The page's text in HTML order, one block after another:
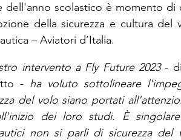
dell'anno scolastico è momento
della sicurezza e cultura del
– Aviatori d’Italia.
intervento a Fly Future 2023 -
- ha voluto sottolineare
del volo siano portati
dei loro studi. È
non si parli di sicurezza